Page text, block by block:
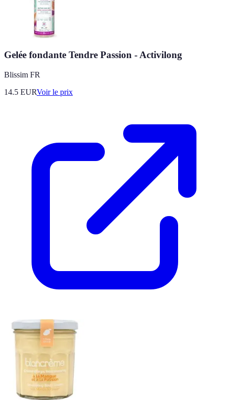
Gelée fondante Tendre Passion - Activilong
Blissim FR
14.5 EURVoir le prix